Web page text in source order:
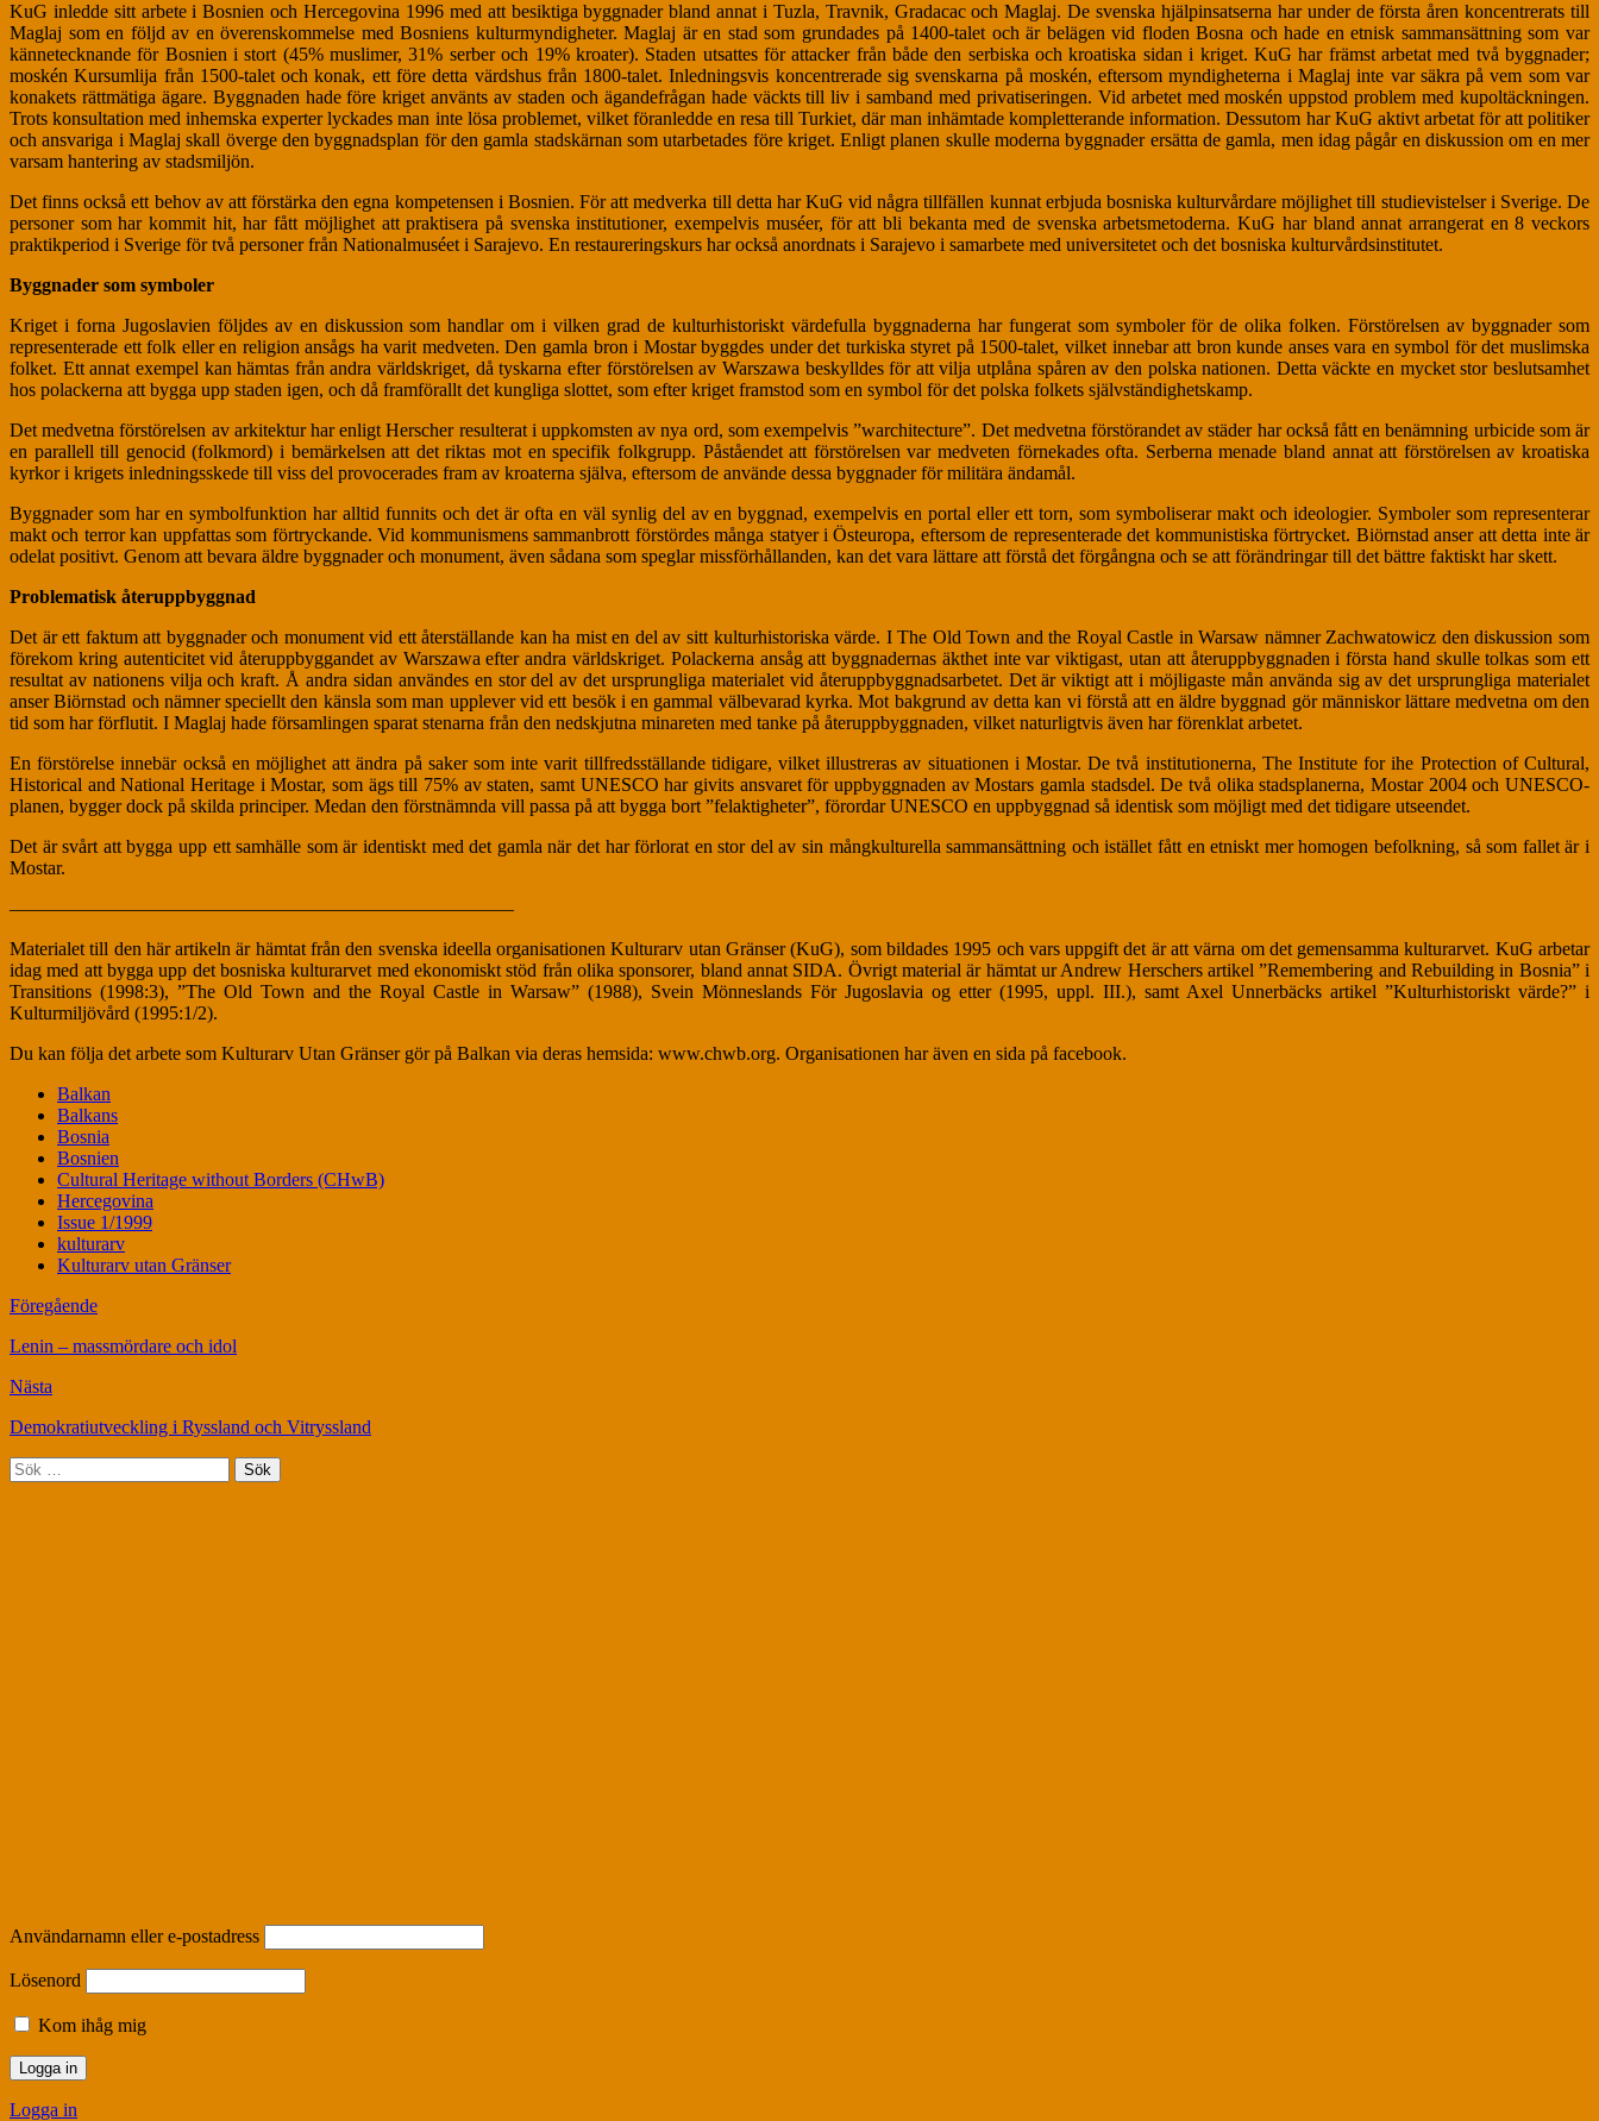
KuG inledde sitt arbete i Bosnien och Hercegovina 1996 med att besiktiga byggnader bland annat i Tuzla, Travnik, Gradacac och Maglaj. De svenska hjälpinsatserna har under de första åren koncentrerats till
Maglaj som en följd av en överenskommelse med Bosniens kulturmyndigheter. Maglaj är en stad som grundades på 1400-talet och är belägen vid floden Bosna och hade en etnisk sammansättning som var
kännetecknande för Bosnien i stort (45% muslimer, 31% serber och 19% kroater). Staden utsattes för attacker från både den serbiska och kroatiska sidan i kriget. KuG har främst arbetat med två byggnader;
moskén Kursumlija från 1500-talet och konak, ett före detta värdshus från 1800-talet. Inledningsvis koncentrerade sig svenskarna på moskén, eftersom myndigheterna i Maglaj inte var säkra på vem som var
konakets rättmätiga ägare. Byggnaden hade före kriget använts av staden och ägandefrågan hade väckts till liv i samband med privatiseringen. Vid arbetet med moskén uppstod problem med kupoltäckningen.
Trots konsultation med inhemska experter lyckades man inte lösa problemet, vilket föranledde en resa till Turkiet, där man inhämtade kompletterande information. Dessutom har KuG aktivt arbetat för att politiker
och ansvariga i Maglaj skall överge den byggnadsplan för den gamla stadskärnan som utarbetades före kriget. Enligt planen skulle moderna byggnader ersätta de gamla, men idag pågår en diskussion om en mer
varsam hantering av stadsmiljön.
Det finns också ett behov av att förstärka den egna kompetensen i Bosnien. För att medverka till detta har KuG vid några tillfällen kunnat erbjuda bosniska kulturvårdare möjlighet till studievistelser i Sverige. De
personer som har kommit hit, har fått möjlighet att praktisera på svenska institutioner, exempelvis muséer, för att bli bekanta med de svenska arbetsmetoderna. KuG har bland annat arrangerat en 8 veckors
praktikperiod i Sverige för två personer från Nationalmuséet i Sarajevo. En restaureringskurs har också anordnats i Sarajevo i samarbete med universitetet och det bosniska kulturvårdsinstitutet.
Byggnader som symboler
Kriget i forna Jugoslavien följdes av en diskussion som handlar om i vilken grad de kulturhistoriskt värdefulla byggnaderna har fungerat som symboler för de olika folken. Förstörelsen av byggnader som
representerade ett folk eller en religion ansågs ha varit medveten. Den gamla bron i Mostar byggdes under det turkiska styret på 1500-talet, vilket innebar att bron kunde anses vara en symbol för det muslimska
folket. Ett annat exempel kan hämtas från andra världskriget, då tyskarna efter förstörelsen av Warszawa beskylldes för att vilja utplåna spåren av den polska nationen. Detta väckte en mycket stor beslutsamhet
hos polackerna att bygga upp staden igen, och då framförallt det kungliga slottet, som efter kriget framstod som en symbol för det polska folkets självständighetskamp.
Det medvetna förstörelsen av arkitektur har enligt Herscher resulterat i uppkomsten av nya ord, som exempelvis ”warchitecture”. Det medvetna förstörandet av städer har också fått en benämning urbicide som är
en parallell till genocid (folkmord) i bemärkelsen att det riktas mot en specifik folkgrupp. Påståendet att förstörelsen var medveten förnekades ofta. Serberna menade bland annat att förstörelsen av kroatiska
kyrkor i krigets inledningsskede till viss del provocerades fram av kroaterna själva, eftersom de använde dessa byggnader för militära ändamål.
Byggnader som har en symbolfunktion har alltid funnits och det är ofta en väl synlig del av en byggnad, exempelvis en portal eller ett torn, som symboliserar makt och ideologier. Symboler som representerar
makt och terror kan uppfattas som förtryckande. Vid kommunismens sammanbrott förstördes många statyer i Östeuropa, eftersom de representerade det kommunistiska förtrycket. Biörnstad anser att detta inte är
odelat positivt. Genom att bevara äldre byggnader och monument, även sådana som speglar missförhållanden, kan det vara lättare att förstå det förgångna och se att förändringar till det bättre faktiskt har skett.
Problematisk återuppbyggnad
Det är ett faktum att byggnader och monument vid ett återställande kan ha mist en del av sitt kulturhistoriska värde. I The Old Town and the Royal Castle in Warsaw nämner Zachwatowicz den diskussion som
förekom kring autenticitet vid återuppbyggandet av Warszawa efter andra världskriget. Polackerna ansåg att byggnadernas äkthet inte var viktigast, utan att återuppbyggnaden i första hand skulle tolkas som ett
resultat av nationens vilja och kraft. Å andra sidan användes en stor del av det ursprungliga materialet vid återuppbyggnadsarbetet. Det är viktigt att i möjligaste mån använda sig av det ursprungliga materialet
anser Biörnstad och nämner speciellt den känsla som man upplever vid ett besök i en gammal välbevarad kyrka. Mot bakgrund av detta kan vi förstå att en äldre byggnad gör människor lättare medvetna om den
tid som har förflutit. I Maglaj hade församlingen sparat stenarna från den nedskjutna minareten med tanke på återuppbyggnaden, vilket naturligtvis även har förenklat arbetet.
En förstörelse innebär också en möjlighet att ändra på saker som inte varit tillfredsställande tidigare, vilket illustreras av situationen i Mostar. De två institutionerna, The Institute for ihe Protection of Cultural,
Historical and National Heritage i Mostar, som ägs till 75% av staten, samt UNESCO har givits ansvaret för uppbyggnaden av Mostars gamla stadsdel. De två olika stadsplanerna, Mostar 2004 och UNESCO-
planen, bygger dock på skilda principer. Medan den förstnämnda vill passa på att bygga bort ”felaktigheter”, förordar UNESCO en uppbyggnad så identisk som möjligt med det tidigare utseendet.
Det är svårt att bygga upp ett samhälle som är identiskt med det gamla när det har förlorat en stor del av sin mångkulturella sammansättning och istället fått en etniskt mer homogen befolkning, så som fallet är i
Mostar.
——————————————————————————–
Materialet till den här artikeln är hämtat från den svenska ideella organisationen Kulturarv utan Gränser (KuG), som bildades 1995 och vars uppgift det är att värna om det gemensamma kulturarvet. KuG arbetar
idag med att bygga upp det bosniska kulturarvet med ekonomiskt stöd från olika sponsorer, bland annat SIDA. Övrigt material är hämtat ur Andrew Herschers artikel ”Remembering and Rebuilding in Bosnia” i
Transitions (1998:3), ”The Old Town and the Royal Castle in Warsaw” (1988), Svein Mönneslands För Jugoslavia og etter (1995, uppl. III.), samt Axel Unnerbäcks artikel ”Kulturhistoriskt värde?” i
Kulturmiljövård (1995:1/2).
Du kan följa det arbete som Kulturarv Utan Gränser gör på Balkan via deras hemsida: www.chwb.org. Organisationen har även en sida på facebook.
Balkan
Balkans
Bosnia
Bosnien
Cultural Heritage without Borders (CHwB)
Hercegovina
Issue 1/1999
kulturarv
Kulturarv utan Gränser
Föregående
Lenin – massmördare och idol
Nästa
Demokratiutveckling i Ryssland och Vitryssland
Sök
efter:
Användarnamn eller e-postadress
Lösenord
Kom ihåg mig
Logga in